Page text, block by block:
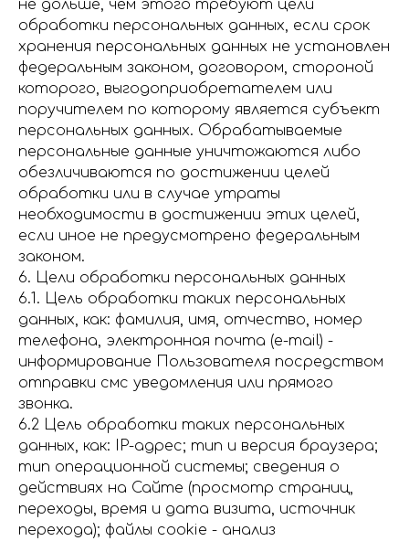
не дольше, чем этого требуют цели
обработки персональных данных, если срок
хранения персональных данных не установлен
федеральным законом, договором, стороной
которого, выгодоприобретателем или
поручителем по которому является субъект
персональных данных. Обрабатываемые
персональные данные уничтожаются либо
обезличиваются по достижении целей
обработки или в случае утраты
необходимости в достижении этих целей,
если иное не предусмотрено федеральным
законом.
6. Цели обработки персональных данных
6.1. Цель обработки таких персональных
данных, как: фамилия, имя, отчество, номер
телефона, электронная почта (e-mail) -
информирование Пользователя посредством
отправки смс уведомления или прямого
звонка.
6.2 Цель обработки таких персональных
данных, как: IP-адрес; тип и версия браузера;
тип операционной системы; сведения о
действиях на Сайте (просмотр страниц,
переходы, время и дата визита, источник
перехода); файлы cookie - анализ